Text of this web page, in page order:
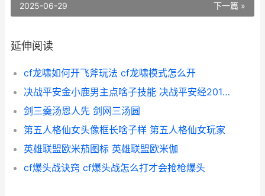
下一篇 »
2025-06-29
延伸阅读
cf龙啸如何开飞斧玩法 cf龙啸模式怎么开
决战平安金小鹿男主点啥子技能 决战平安经20121年选择的皮肤是什么
剑三羹汤恩人先 剑网三汤圆
第五人格仙女头像框长啥子样 第五人格仙女玩家
英雄联盟欧米茄图标 英雄联盟欧米伽
cf爆头战诀窍 cf爆头战怎么打才会抢枪爆头